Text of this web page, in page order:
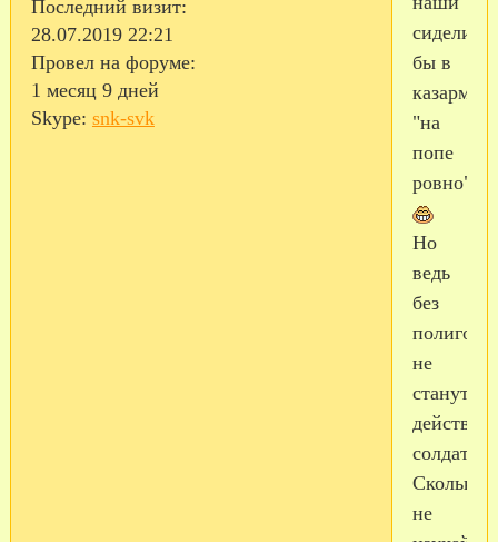
Последний визит:
28.07.2019 22:21
Провел на форуме:
1 месяц 9 дней
Skype: snk-svk
сидели
бы в
казармах
"на
попе
ровно"
Но
ведь
без
полигона
не
станут
Сколько
не